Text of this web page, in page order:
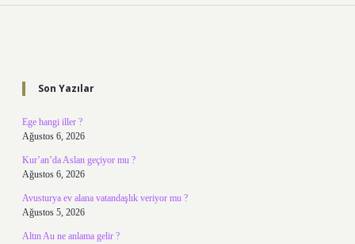
Son Yazılar
Ege hangi iller ?
Ağustos 6, 2026
Kur’an’da Aslan geçiyor mu ?
Ağustos 6, 2026
Avusturya ev alana vatandaşlık veriyor mu ?
Ağustos 5, 2026
Altın Au ne anlama gelir ?